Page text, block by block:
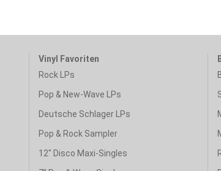
Vinyl Favoriten
Rock LPs
Pop & New-Wave LPs
Deutsche Schlager LPs
Pop & Rock Sampler
12" Disco Maxi-Singles